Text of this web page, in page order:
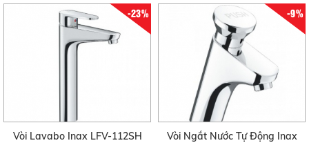
-23%
Vòi Lavabo Inax LFV-112SH
-9%
Vòi Ngắt Nước Tự Động Inax